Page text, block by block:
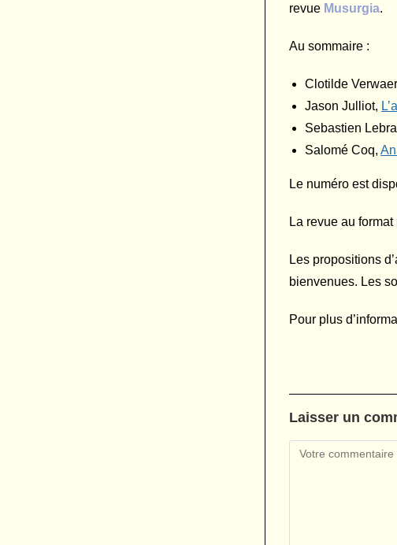
revue Musurgia.
Au sommaire :
Clotilde
Jason Julliot,
Sebastien
Salomé Coq,
Le numéro est
La revue au
Les propositions
bienvenues. Les
Pour plus
Laisser un
Comment